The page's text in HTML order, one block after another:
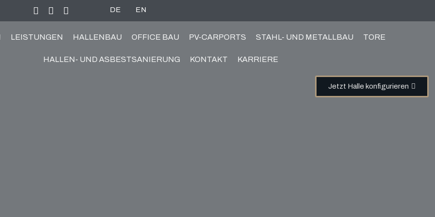
DE EN
LEISTUNGEN HALLENBAU OFFICE BAU PV-CARPORTS STAHL- UND METALLBAU TORE
HALLEN- UND ASBESTSANIERUNG KONTAKT KARRIERE
Jetzt Halle konfigurieren